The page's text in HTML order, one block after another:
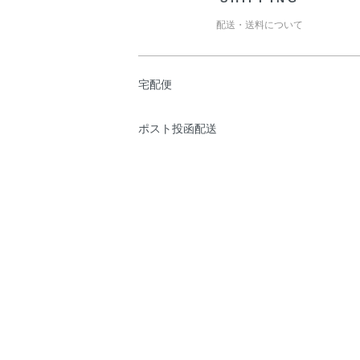
配送・送料について
宅配便
ポスト投函配送